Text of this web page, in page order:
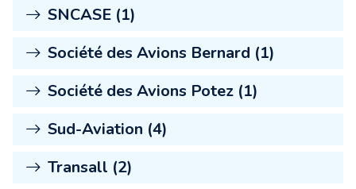
SNCASE (1)
Société des Avions Bernard (1)
Société des Avions Potez (1)
Sud-Aviation (4)
Transall (2)